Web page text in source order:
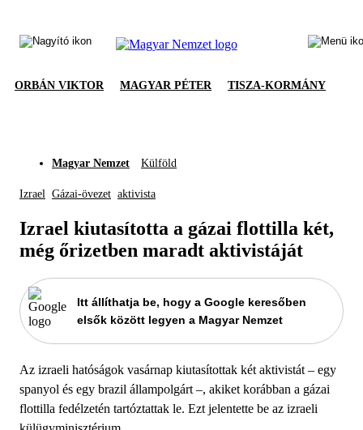
ORBÁN VIKTOR MAGYAR PÉTER TISZA-KORMÁNY
Magyar Nemzet Külföld
Izrael Gázai-övezet aktivista
Izrael kiutasította a gázai flottilla két,
még őrizetben maradt aktivistáját
Itt állíthatja be, hogy a Google keresőben
elsők között legyen a Magyar Nemzet
Az izraeli hatóságok vasárnap kiutasítottak két aktivistát – egy
spanyol és egy brazil állampolgárt –, akiket korábban a gázai
flottilla fedélzetén tartóztattak le. Ezt jelentette be az izraeli